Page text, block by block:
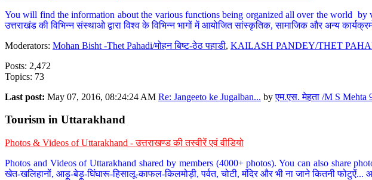
You will find the information about the various functions being organized all over the world by
उत्तराखंड की विभिन्न संस्थाओ द्वारा विश्व के विभिन्न भागों में आयोजित सांस्कृतिक, सामाजिक और अन्य
Moderators: Mohan Bisht -Thet Pahadi/मोहन बिष्ट-ठेठ पहाडी, KAILASH PANDEY/THET
Posts: 2,472
Topics: 73
Last post: May 07, 2016, 08:24:24 AM Re: Jangeeto ke Jugalban... byएम.एस. मेहता /M S Mehta
Tourism in Uttarakhand
Photos & Videos of Uttarakhand - उत्तराखण्ड की तस्वीरें एवं वीडियो
Photos and Videos of Uttarakhand shared by members (4000+ photos). You can also share
खेत-खलिहानों, आड़ू-बेड़ू-घिंघारू-हिसालू-काफल-किलमोड़ी, पर्वत, चोटी, मंदिर और भी ना जाने कितनी